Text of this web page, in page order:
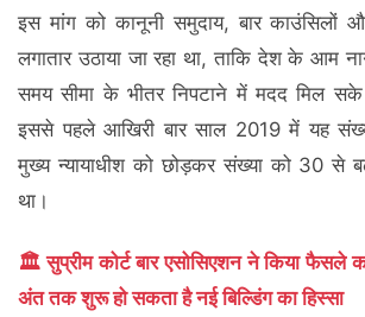
इस मांग को कानूनी समुदाय, बार काउंसिलों और
लगातार उठाया जा रहा था, ताकि देश के आम
समय सीमा के भीतर निपटाने में मदद मिल
इससे पहले आखिरी बार साल 2019 में यह
मुख्य न्यायाधीश को छोड़कर संख्या को 30 से
था।
🏛️ सुप्रीम कोर्ट बार एसोसिएशन ने किया फैसले
अंत तक शुरू हो सकता है नई बिल्डिंग का हिस्सा